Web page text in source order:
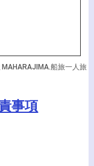
事項